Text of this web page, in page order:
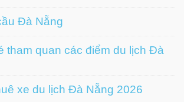
Đà Nẵng
tham quan các điểm du lịch Đà
xe du lịch Đà Nẵng 2026